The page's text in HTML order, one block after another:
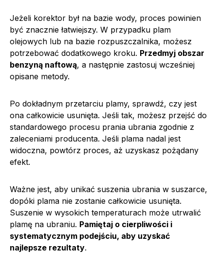
Jeżeli korektor był na bazie wody, proces powinien
być znacznie łatwiejszy. W przypadku plam
olejowych lub na bazie rozpuszczalnika, możesz
potrzebować dodatkowego kroku. Przedmyj obszar
benzyną naftową, a następnie zastosuj wcześniej
opisane metody.
Po dokładnym przetarciu plamy, sprawdź, czy jest
ona całkowicie usunięta. Jeśli tak, możesz przejść do
standardowego procesu prania ubrania zgodnie z
zaleceniami producenta. Jeśli plama nadal jest
widoczna, powtórz proces, aż uzyskasz pożądany
efekt.
Ważne jest, aby unikać suszenia ubrania w suszarce,
dopóki plama nie zostanie całkowicie usunięta.
Suszenie w wysokich temperaturach może utrwalić
plamę na ubraniu. Pamiętaj o cierpliwości i
systematycznym podejściu, aby uzyskać
najlepsze rezultaty.